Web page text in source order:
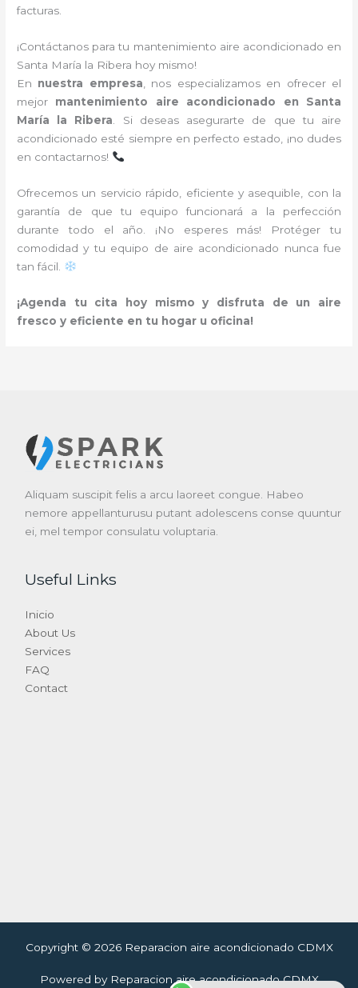
facturas.
¡Contáctanos para tu mantenimiento aire acondicionado en
Santa María la Ribera hoy mismo!
En nuestra empresa , nos especializamos en ofrecer el
mejor mantenimiento aire acondicionado en Santa
María la Ribera . Si deseas asegurarte de que tu aire
acondicionado esté siempre en perfecto estado, ¡no dudes
en contactarnos!
Ofrecemos un servicio rápido, eficiente y asequible, con la
garantía de que tu equipo funcionará a la perfección
durante todo el año. ¡No esperes más! Protéger tu
comodidad y tu equipo de aire acondicionado nunca fue
tan fácil.
¡Agenda tu cita hoy mismo y disfruta de un aire
fresco y eficiente en tu hogar u oficina!
Aliquam suscipit felis a arcu laoreet congue. Habeo
nemore appellanturusu putant adolescens conse quuntur
ei, mel tempor consulatu voluptaria.
Useful Links
Inicio
About Us
Services
FAQ
Contact
Copyright © 2026 Reparacion aire acondicionado CDMX
Powered by Reparacion aire acondicionado CDMX